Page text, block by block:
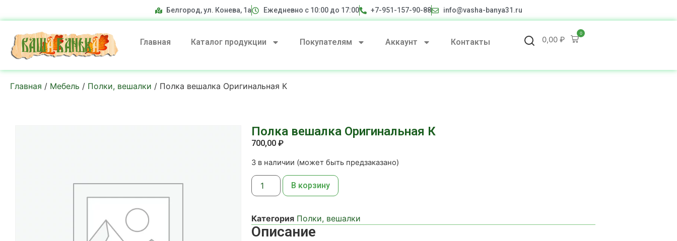
Белгород, ул. Конева, 1а Ежедневно с 10:00 до 17:00 +7-951-157-90-88 info@vasha-banya31.ru
Главная Каталог продукции Покупателям Аккаунт Контакты 0,00₽
0
Главная / Мебель / Полки, вешалки / Полка вешалка Оригинальная К
Полка вешалка Оригинальная К
700,00 ₽
3 в наличии (может быть предзаказано)
В корзину
Категория Полки, вешалки
Описание